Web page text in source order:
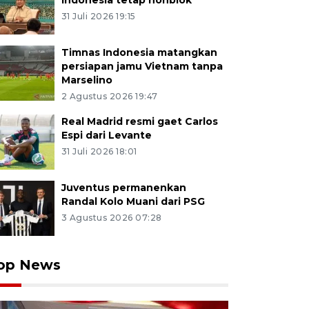
31 Juli 2026 19:15
Timnas Indonesia matangkan
persiapan jamu Vietnam tanpa
Marselino
2 Agustus 2026 19:47
Real Madrid resmi gaet Carlos
Espi dari Levante
31 Juli 2026 18:01
Juventus permanenkan
Randal Kolo Muani dari PSG
3 Agustus 2026 07:28
News